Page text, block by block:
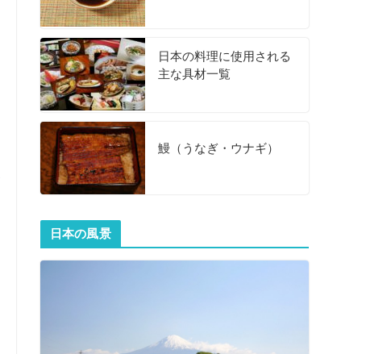
日本の料理に使用される
主な具材一覧
鰻（うなぎ・ウナギ）
日本の風景